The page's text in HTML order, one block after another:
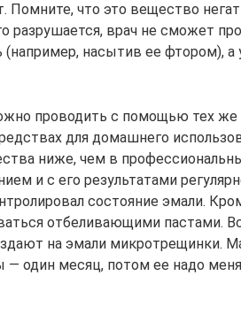
Помните, что это вещество
разрушается, врач не сможет
(например, насытив ее фтором),
проводить с помощью тех же
для домашнего
ниже, чем в
и с его результатами
состояние эмали.
отбеливающими пастами.
на эмали микротрещинки.
один месяц, потом ее надо